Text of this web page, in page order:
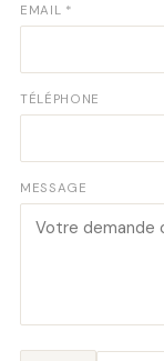
EMAIL *
TÉLÉPHONE
MESSAGE